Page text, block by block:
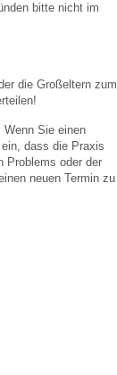
bitte nicht im
die Großeltern zum
Wenn Sie einen
dass die Praxis
Problems oder der
neuen Termin zu